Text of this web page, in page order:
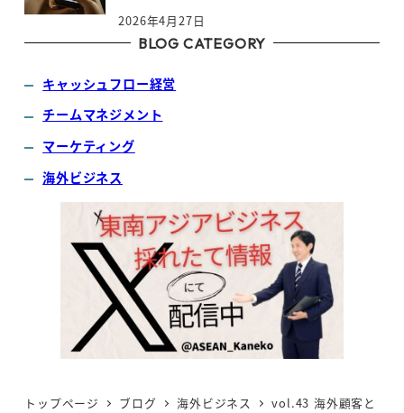
2026年4月27日
BLOG CATEGORY
キャッシュフロー経営
チームマネジメント
マーケティング
海外ビジネス
トップページ ブログ 海外ビジネス
vol.43 海外顧客と